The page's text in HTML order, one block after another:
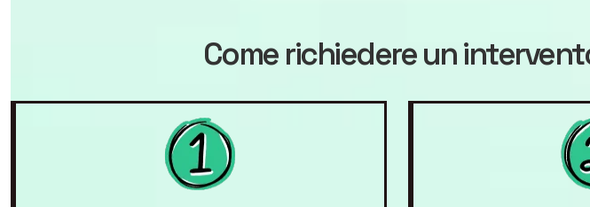
Come richiedere un